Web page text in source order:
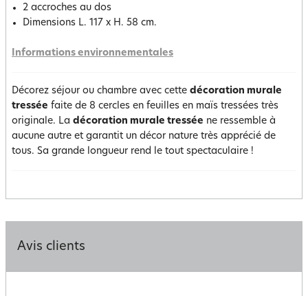
2 accroches au dos
Dimensions L. 117 x H. 58 cm.
Informations environnementales
Décorez séjour ou chambre avec cette décoration murale
tressée faite de 8 cercles en feuilles en maïs tressées très
originale. La décoration murale tressée ne ressemble à
aucune autre et garantit un décor nature très apprécié de
tous. Sa grande longueur rend le tout spectaculaire !
Avis clients